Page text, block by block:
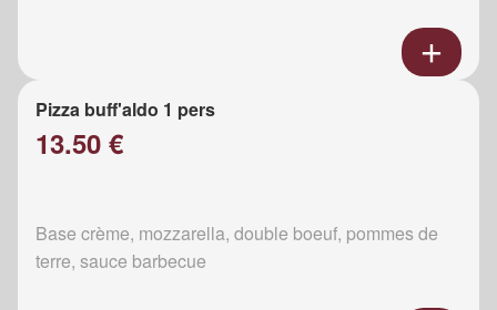
Pizza buff'aldo 1 pers
13.50 €
Base crème, mozzarella, double boeuf, pommes de
terre, sauce barbecue